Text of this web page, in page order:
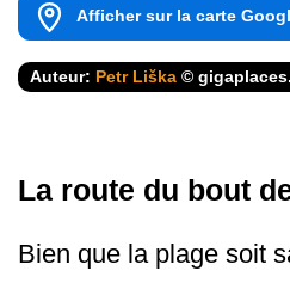
Afficher sur la carte
Auteur: Petr Liška ©
La route du bout
Bien que la plage soit